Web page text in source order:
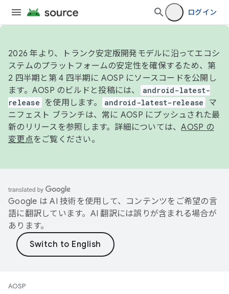
ログイン
2026 年より、トランク安定版開発モデルに沿ってエコシ
ステムのプラットフォームの安定性を確保するため、第
2 四半期と第 4 四半期に AOSP にソースコードを公開し
ます。AOSP のビルドと投稿には、
android-latest-
release
を使用します。 android-latest-release
マ
ニフェスト ブランチは、常に AOSP にプッシュされた最
新のリリースを参照します。詳細については、AOSP の
変更点をご覧ください。
Google は AI 技術を使用して、コンテンツをご希望の言
語に翻訳しています。AI 翻訳には誤りが含まれる場合が
あります。
AOSP